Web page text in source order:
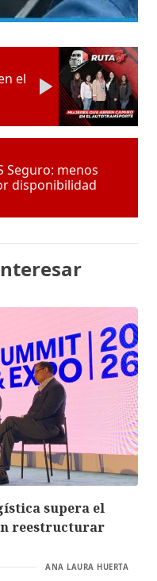
el
Seguro: menos
disponibilidad
supera el
reestructurar
ANA LAURA HUERTA